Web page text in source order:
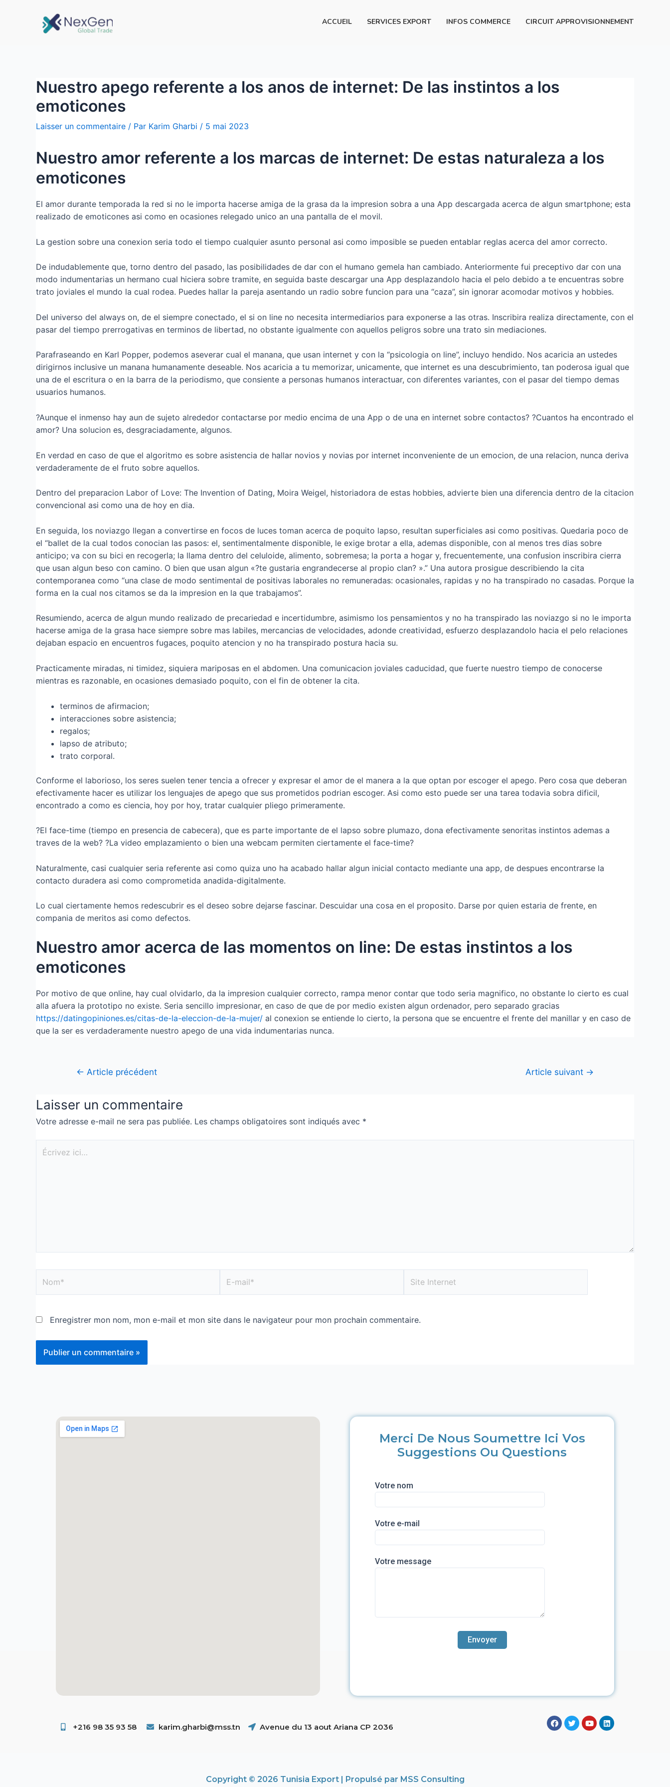
ACCUEIL SERVICES EXPORT INFOS COMMERCE CIRCUIT APPROVISIONNEMENT
Nuestro apego referente a los anos de internet: De las instintos a los
emoticones
Laisser un commentaire / Par Karim Gharbi / 5 mai 2023
Nuestro amor referente a los marcas de internet: De estas naturaleza a los
emoticones
El amor durante temporada la red si no le importa hacerse amiga de la grasa da la impresion sobra a una App descargada acerca de algun smartphone; esta
realizado de emoticones asi­ como en ocasiones relegado unico an una pantalla de el movil.
La gestion sobre una conexion seri­a todo el tiempo cualquier asunto personal asi­ como imposible se pueden entablar reglas acerca del amor correcto.
De indudablemente que, torno dentro del pasado, las posibilidades de dar con el humano gemela han cambiado. Anteriormente fui preceptivo dar con una
modo indumentarias un hermano cual hiciera sobre tramite, en seguida baste descargar una App desplazandolo hacia el pelo debido a te encuentras sobre
trato joviales el mundo la cual rodea. Puedes hallar la pareja asentando un radio sobre funcion para una “caza”, sin ignorar acomodar motivos y hobbies.
Del universo del always on, de el siempre conectado, el si on line no necesita intermediarios para exponerse a las otras. Inscribira realiza directamente, con el
pasar del tiempo prerrogativas en terminos de libertad, no obstante igualmente con aquellos peligros sobre una trato sin mediaciones.
Parafraseando en Karl Popper, podemos aseverar cual el manana, que usan internet y con la “psicologia on line”, incluyo hendido. Nos acaricia an ustedes
dirigirnos inclusive un manana humanamente deseable. Nos acaricia a tu memorizar, unicamente, que internet es una descubrimiento, tan poderosa igual que
una de el escritura o en la barra de la periodismo, que consiente a personas humanos interactuar, con diferentes variantes, con el pasar del tiempo demas
usuarios humanos.
?Aunque el inmenso hay aun de sujeto alrededor contactarse por medio encima de una App o de una en internet sobre contactos? ?Cuantos ha encontrado el
amor? Una solucion es, desgraciadamente, algunos.
En verdad en caso de que el algoritmo es sobre asistencia de hallar novios y novias por internet inconveniente de un emocion, de una relacion, nunca deriva
verdaderamente de el fruto sobre aquellos.
Dentro del preparacion Labor of Love: The Invention of Dating, Moira Weigel, historiadora de estas hobbies, advierte bien una diferencia dentro de la citacion
convencional asi­ como una de hoy en di­a.
En seguida, los noviazgo llegan a convertirse en focos de luces toman acerca de poquito lapso, resultan superficiales asi­ como positivas. Quedaria poco de
el “ballet de la cual todos conocian las pasos: el, sentimentalmente disponible, le exige brotar a ella, ademas disponible, con al menos tres dias sobre
anticipo; va con su bici en recogerla; la llama dentro del celuloide, alimento, sobremesa; la porta a hogar y, frecuentemente, una confusion inscribira cierra
que usan algun beso con camino. O bien que usan algun «?te gustaria engrandecerse al propio clan? ».” Una autora prosigue describiendo la cita
contemporanea como “una clase de modo sentimental de positivas laborales no remuneradas: ocasionales, rapidas y no ha transpirado no casadas. Porque la
forma en la cual nos citamos se da la impresion en la que trabajamos”.
Resumiendo, acerca de algun mundo realizado de precariedad e incertidumbre, asimismo los pensamientos y no ha transpirado las noviazgo si no le importa
hacerse amiga de la grasa hace siempre sobre mas labiles, mercancias de velocidades, adonde creatividad, esfuerzo desplazandolo hacia el pelo relaciones
dejaban espacio en encuentros fugaces, poquito atencion y no ha transpirado postura hacia su.
Practicamente miradas, ni timidez, siquiera mariposas en el abdomen. Una comunicacion joviales caducidad, que fuerte nuestro tiempo de conocerse
mientras es razonable, en ocasiones demasiado poquito, con el fin de obtener la cita.
terminos de afirmacion;
interacciones sobre asistencia;
regalos;
lapso de atributo;
trato corporal.
Conforme el laborioso, los seres suelen tener tencia a ofrecer y expresar el amor de el manera a la que optan por escoger el apego. Pero cosa que deberan
efectivamente hacer es utilizar los lenguajes de apego que sus prometidos podrian escoger. Asi­ como esto puede ser una tarea todavia sobra difi­cil,
encontrado a como es ciencia, hoy por hoy, tratar cualquier pliego primeramente.
?El face-time (tiempo en presencia de cabecera), que es parte importante de el lapso sobre plumazo, dona efectivamente senoritas instintos ademas a
traves de la web? ?La video emplazamiento o bien una webcam permiten ciertamente el face-time?
Naturalmente, casi cualquier seri­a referente asi­ como quiza uno ha acabado hallar algun inicial contacto mediante una app, de despues encontrarse la
contacto duradera asi­ como comprometida anadida-digitalmente.
Lo cual ciertamente hemos redescubrir es el deseo sobre dejarse fascinar. Descuidar una cosa en el proposito. Darse por quien estaria de frente, en
compania de meritos asi­ como defectos.
Nuestro amor acerca de las momentos on line: De estas instintos a los
emoticones
Por motivo de que online, hay cual olvidarlo, da la impresion cualquier correcto, rampa menor contar que todo seri­a magnifico, no obstante lo cierto es cual
alla afuera la prototipo no existe. Seri­a sencillo impresionar, en caso de que de por medio existen algun ordenador, pero separado gracias
https://datingopiniones.es/citas-de-la-eleccion-de-la-mujer/ al conexion se entiende lo cierto, la persona que se encuentre el frente del manillar y en caso de
que la ser es verdaderamente nuestro apego de una vida indumentarias nunca.
← Article précédent Article suivant →
Laisser un commentaire
Votre adresse e-mail ne sera pas publiée. Les champs obligatoires sont indiqués avec *
Enregistrer mon nom, mon e-mail et mon site dans le navigateur pour mon prochain commentaire.
Merci De Nous Soumettre Ici Vos
Suggestions Ou Questions
Votre nom
Votre e-mail
Votre message
+216 98 35 93 58 ​ karim.gharbi@mss.tn Avenue du 13 aout Ariana CP 2036
Copyright © 2026 Tunisia Export | Propulsé par MSS Consulting